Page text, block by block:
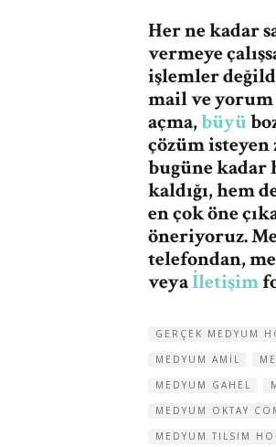
Her ne kadar
vermeye
işlemler
mail ve yorum
açma,büyü
çözüm
bugüne kadar
kaldığı, hem
en çok öne
öneriyoruz.
telefondan,
veyaİletişim
GERÇEK MEDYUM
MEDYUM AMIL
MEDYUM GAHEL
MEDYUM OKTAY
MEDYUM TILSIM